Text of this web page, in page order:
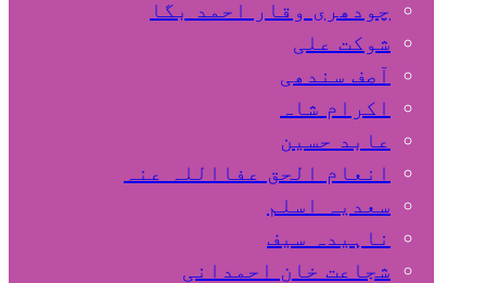
چودھری وقار احمد بگا
شوکت علی
آصف سندھی
اکرام شاہ
عابد حسین
انعام الحق عفااللہ عنہ
سعدیہ اسلم
ناہیدہ سیف
شجاعت خان احمدانی